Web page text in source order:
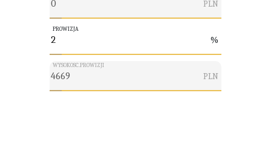
PLN
PROWIZJA
%
WYSOKOSC.PROWIZJI
PLN